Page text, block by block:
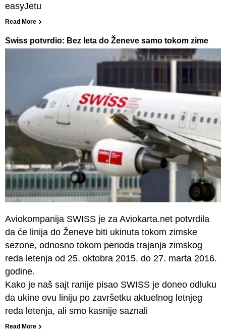
easyJetu
Read More
Swiss potvrdio: Bez leta do Ženeve samo tokom zime
Aviokompanija SWISS je za Aviokarta.net potvrdila
da će linija do Ženeve biti ukinuta tokom zimske
sezone, odnosno tokom perioda trajanja zimskog
reda letenja od 25. oktobra 2015. do 27. marta 2016.
godine.
Kako je naš sajt ranije pisao SWISS je doneo odluku
da ukine ovu liniju po završetku aktuelnog letnjeg
reda letenja, ali smo kasnije saznali
Read More